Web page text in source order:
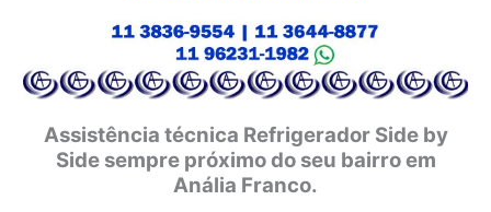
Assistência técnica Refrigerador Side by
Side sempre próximo do seu bairro em
Anália Franco.